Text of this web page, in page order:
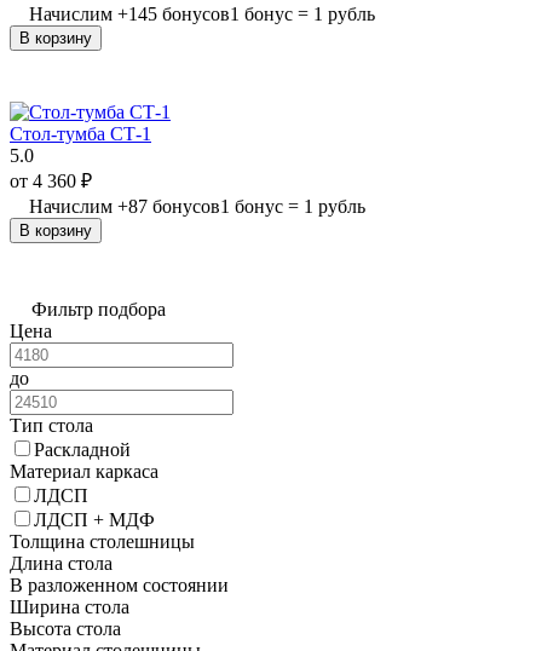
Начислим +145 бонусов1 бонус = 1 рубль
В корзину
Стол-тумба СТ-1
5.0
от 4 360 ₽
Начислим +87 бонусов1 бонус = 1 рубль
В корзину
Фильтр подбора
Цена
до
Тип стола
Раскладной
Материал каркаса
ЛДСП
ЛДСП + МДФ
Толщина столешницы
Длина стола
В разложенном состоянии
Ширина стола
Высота стола